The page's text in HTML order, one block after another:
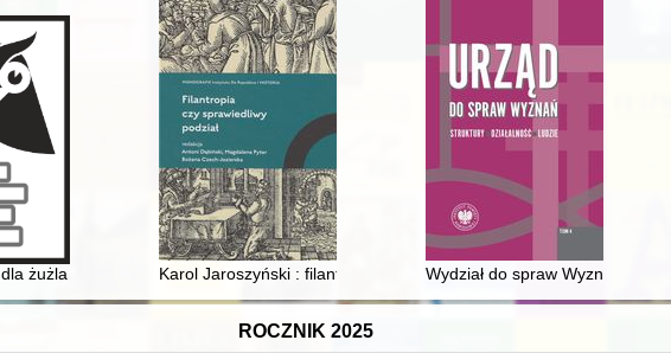
wydawcy i dziennikarze, motywy publicystyczne. T. 3,
żużla Karol Jaroszyński : filantropia w służbie idei uniwersytetu katolickiego
Wydział do spraw Wyznań
ROCZNIK 2025